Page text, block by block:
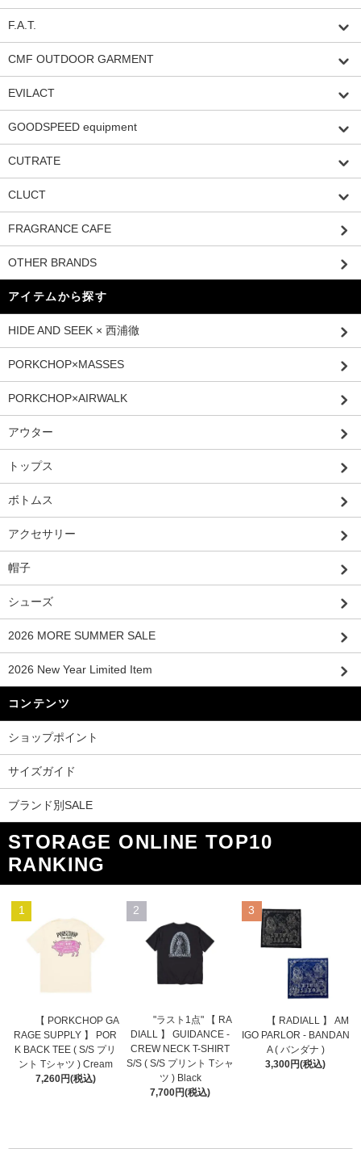
F.A.T.
CMF OUTDOOR GARMENT
EVILACT
GOODSPEED equipment
CUTRATE
CLUCT
FRAGRANCE CAFE
OTHER BRANDS
アイテムから探す
HIDE AND SEEK × 西浦徹
PORKCHOP×MASSES
PORKCHOP×AIRWALK
アウター
トップス
ボトムス
アクセサリー
帽子
シューズ
2026 MORE SUMMER SALE
2026 New Year Limited Item
コンテンツ
ショップポイント
サイズガイド
ブランド別SALE
STORAGE ONLINE TOP10
RANKING
1
【 PORKCHOP GA
RAGE SUPPLY 】 POR
K BACK TEE ( S/S プリ
ント Tシャツ ) Cream
7,260円(税込)
2
"ラスト1点" 【 RA
DIALL 】 GUIDANCE -
CREW NECK T-SHIRT
S/S ( S/S プリント Tシャ
ツ ) Black
7,700円(税込)
3
【 RADIALL 】 AM
IGO PARLOR - BANDAN
A ( バンダナ )
3,300円(税込)